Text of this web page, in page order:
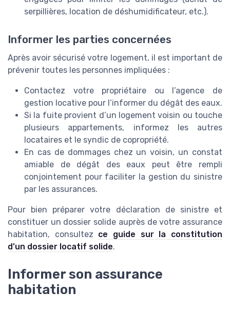
serpillières, location de déshumidificateur, etc.).
Informer les parties concernées
Après avoir sécurisé votre logement, il est important de
prévenir toutes les personnes impliquées :
Contactez votre propriétaire ou l’agence de
gestion locative pour l’informer du dégât des eaux.
Si la fuite provient d’un logement voisin ou touche
plusieurs appartements, informez les autres
locataires et le syndic de copropriété.
En cas de dommages chez un voisin, un constat
amiable de dégât des eaux peut être rempli
conjointement pour faciliter la gestion du sinistre
par les assurances.
Pour bien préparer votre déclaration de sinistre et
constituer un dossier solide auprès de votre assurance
habitation, consultez ce guide sur la constitution
d’un dossier locatif solide.
Informer son assurance
habitation